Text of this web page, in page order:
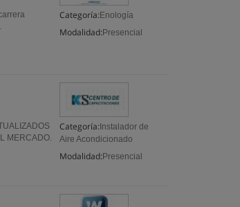
Categoría: Enología
Modalidad: Presencial
Categoría: Instalador de
Aire Acondicionado
Modalidad: Presencial
MERCADO.